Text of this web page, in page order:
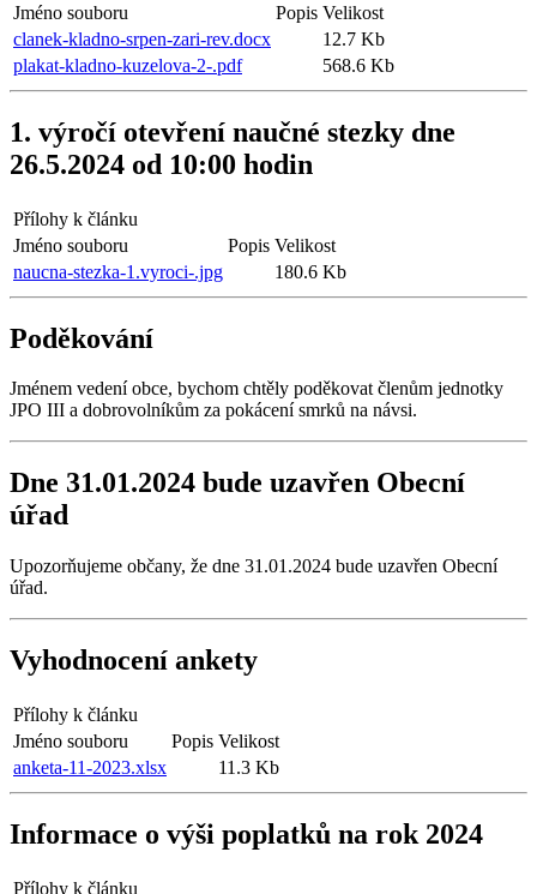
Jméno souboru
Popis Velikost
clanek-kladno-srpen-zari-rev.docx
12.7 Kb
plakat-kladno-kuzelova-2-.pdf
568.6 Kb
1. výročí otevření naučné stezky dne
26.5.2024 od 10:00 hodin
Přílohy k článku
Jméno souboru
Popis Velikost
naucna-stezka-1.vyroci-.jpg
180.6 Kb
Poděkování
Jménem vedení obce, bychom chtěly poděkovat členům jednotky
JPO III a dobrovolníkům za pokácení smrků na návsi.
Dne 31.01.2024 bude uzavřen Obecní
úřad
Upozorňujeme občany, že dne 31.01.2024 bude uzavřen Obecní
úřad.
Vyhodnocení ankety
Přílohy k článku
Jméno souboru
Popis Velikost
anketa-11-2023.xlsx
11.3 Kb
Informace o výši poplatků na rok 2024
Přílohy k článku